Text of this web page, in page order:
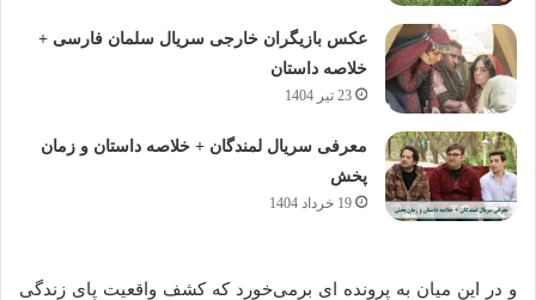
عکس بازیگران خارجی سریال سلمان فارسی +
خلاصه داستان
23 تیر 1404
معرفی سریال لمندگان + خلاصه داستان و زمان
پخش
19 خرداد 1404
و در این میان به پرونده ای برمی‌خورد که کشف واقعیت پای زندگی